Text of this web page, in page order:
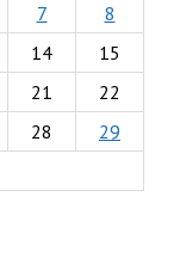
7
8
14
15
21
22
28
29